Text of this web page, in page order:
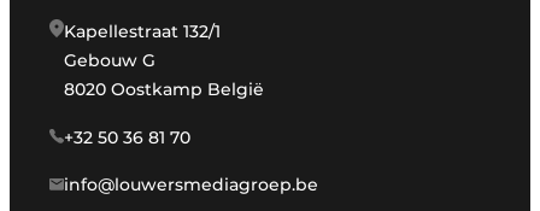
Kapellestraat 132/1
Gebouw G
8020 Oostkamp België
+32 50 36 81 70
info@louwersmediagroep.be